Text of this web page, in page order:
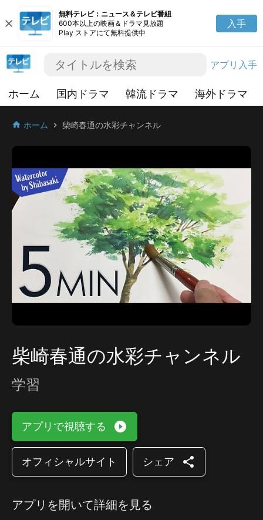
close
無料テレビ：ニュース＆テレビ番組
600本以上の映画＆ドラマ見放題
Play ストアにて無料提供中
入手
アプリ入手
ホーム 国内ドラマ 韓流ドラマ 海外ドラマ
home ホーム chevron_right 柴崎春通の水彩チャンネル
柴崎春通の水彩チャンネル
学習
アプリで視聴する play_circle_filled
オフィシャルサイト シェア share
アプリを開いて詳細を見る